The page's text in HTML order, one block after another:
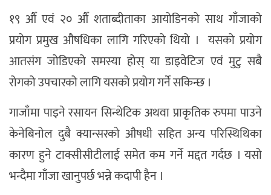
१९ औँ एवं २० औँ शताब्दीताका आयोडिनको साथ गाँजाको
प्रयोग प्रमुख औषधिका लागि गरिएको थियो । यसको प्रयोग
आतसंग जोडिएको समस्या होस् या डाइवेटिज एवं मुटु सबै
रोगको उपचारको लागि यसको प्रयोग गर्ने सकिन्छ ।
गाजाँमा पाइने रसायन सिन्थेटिक अथवा प्राकृतिक रुपमा पाउने
केनेबिनोल दुबै क्यान्सरको औषधी सहित अन्य परिस्थिथिका
कारण हुने टाक्सीसीटीलाई समेत कम गर्ने मद्दत गर्दछ । यसो
भन्दैमा गाँजा खानुपर्छ भन्ने कदापी हैन ।